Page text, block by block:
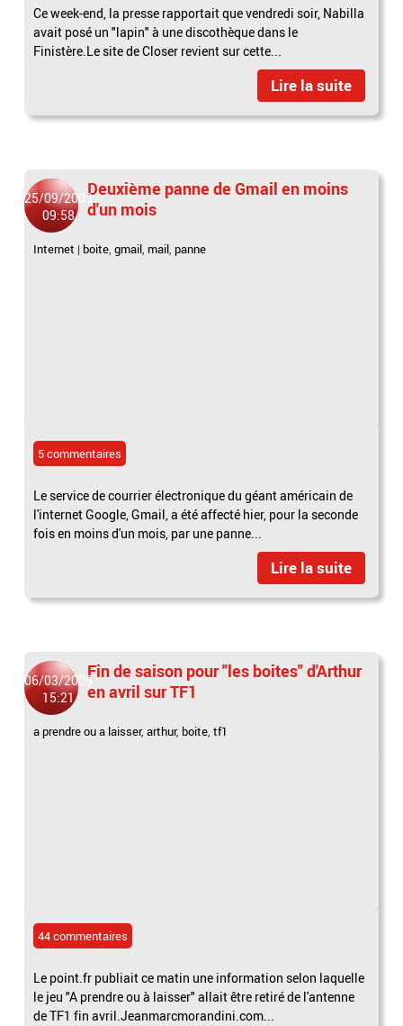
Ce week-end, la presse rapportait que vendredi soir, Nabilla
avait posé un "lapin" à une discothèque dans le
Finistère.Le site de Closer revient sur cette...
Lire la suite
25/09/2009
09:58
Deuxième panne de Gmail en moins
d'un mois
Internet | boite,gmail, mail, panne
5 commentaires
Le service de courrier électronique du géant américain de
l'internet Google, Gmail, a été affecté hier, pour la seconde
fois en moins d'un mois, par une panne...
Lire la suite
06/03/2009
15:21
Fin de saison pour "les boites" d'Arthur
en avril sur TF1
a prendre ou a laisser,arthur, boite,tf1
44 commentaires
Le point.fr publiait ce matin une information selon laquelle
le jeu "A prendre ou à laisser" allait être retiré de l'antenne
de TF1 fin avril.Jeanmarcmorandini.com...